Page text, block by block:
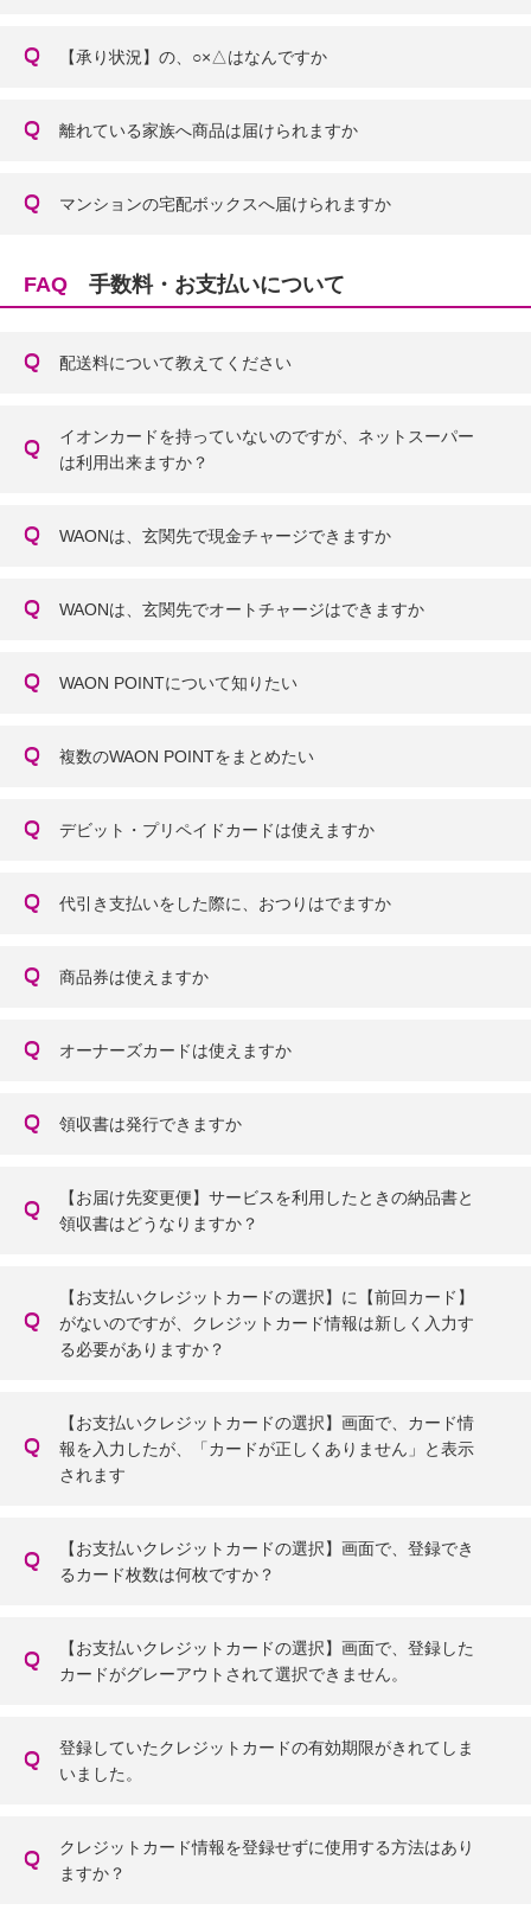
【承り状況】の、○×△はなんですか
離れている家族へ商品は届けられますか
マンションの宅配ボックスへ届けられますか
FAQ 手数料・お支払いについて
配送料について教えてください
イオンカードを持っていないのですが、ネットスーパー
は利用出来ますか？
WAONは、玄関先で現金チャージできますか
WAONは、玄関先でオートチャージはできますか
WAON POINTについて知りたい
複数のWAON POINTをまとめたい
デビット・プリペイドカードは使えますか
代引き支払いをした際に、おつりはでますか
商品券は使えますか
オーナーズカードは使えますか
領収書は発行できますか
【お届け先変更便】サービスを利用したときの納品書と
領収書はどうなりますか？
【お支払いクレジットカードの選択】に【前回カード】
がないのですが、クレジットカード情報は新しく入力す
る必要がありますか？
【お支払いクレジットカードの選択】画面で、カード情
報を入力したが、「カードが正しくありません」と表示
されます
【お支払いクレジットカードの選択】画面で、登録でき
るカード枚数は何枚ですか？
【お支払いクレジットカードの選択】画面で、登録した
カードがグレーアウトされて選択できません。
登録していたクレジットカードの有効期限がきれてしま
いました。
クレジットカード情報を登録せずに使用する方法はあり
ますか？